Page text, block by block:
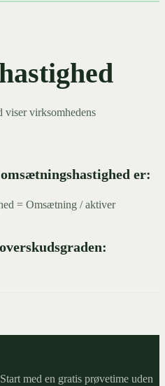
viser virksomhedens
er:
= Omsætning / aktiver
med en gratis prøvetime uden